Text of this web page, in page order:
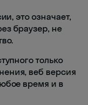
это означает,
браузер, не
только
веб версия
время и в